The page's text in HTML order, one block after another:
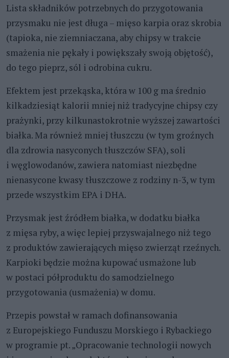
Lista składników potrzebnych do przygotowania
przysmaku nie jest długa – mięso karpia oraz skrobia
(tapioka, nie ziemniaczana, aby chipsy w trakcie
smażenia nie pękały i powiększały swoją objętość),
do tego pieprz, sól i odrobina cukru.
Efektem jest przekąska, która w 100 g ma średnio
kilkadziesiąt kalorii mniej niż tradycyjne chipsy czy
prażynki, przy kilkunastokrotnie wyższej zawartości
białka. Ma również mniej tłuszczu (w tym groźnych
dla zdrowia nasyconych tłuszczów SFA), soli
i węglowodanów, zawiera natomiast niezbędne
nienasycone kwasy tłuszczowe z rodziny n-3, w tym
przede wszystkim EPA i DHA.
Przysmak jest źródłem białka, w dodatku białka
z mięsa ryby, a więc lepiej przyswajalnego niż tego
z produktów zawierających mięso zwierząt rzeźnych.
Karpioki będzie można kupować usmażone lub
w postaci półproduktu do samodzielnego
przygotowania (usmażenia) w domu.
Przepis powstał w ramach dofinansowania
z Europejskiego Funduszu Morskiego i Rybackiego
w programie pt. „Opracowanie technologii nowych